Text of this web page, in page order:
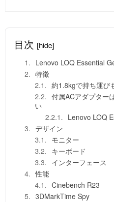
目次 [hide]
Lenovo LOQ Essential
特徴
約1.8kgで持ち運び
付属ACアダプター
い
Lenovo LOQ
デザイン
モニター
キーボード
インターフェース
性能
Cinebench R23
3DMarkTime Spy